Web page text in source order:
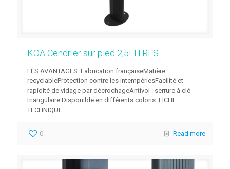
KOA Cendrier sur pied 2,5LITRES
LES AVANTAGES :Fabrication françaiseMatière
recyclableProtection contre les intempériesFacilité et
rapidité de vidage par décrochageAntivol : serrure à clé
triangulaire Disponible en différents coloris. FICHE
TECHNIQUE
0 Read more